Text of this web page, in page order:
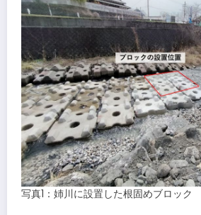
写真1：姉川に設置した根固めブロック